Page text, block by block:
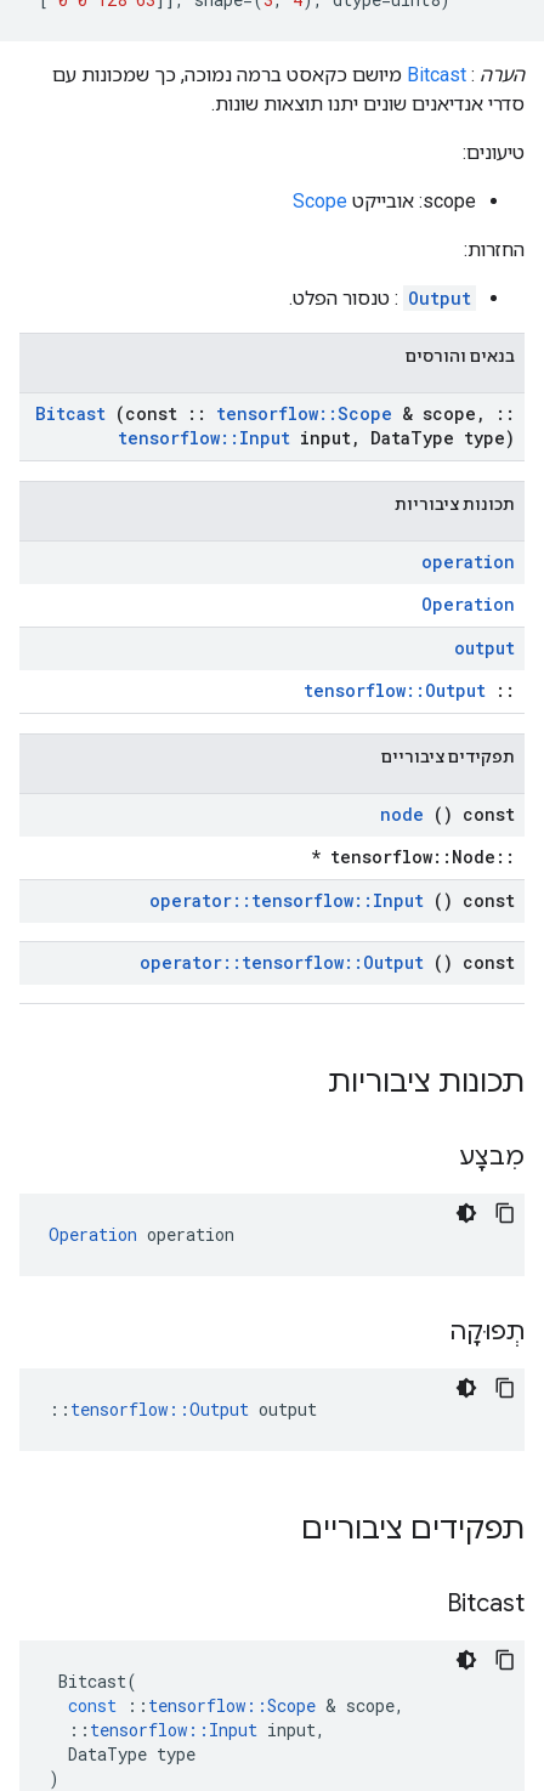
הערה :
Bitcast מיושם כקאסט ברמה נמוכה, כך שמכונות עם
סדרי אנדיאנים שונים יתנו תוצאות שונות.
טיעונים:
scope: אובייקט Scope
החזרות:
Output : טנסור הפלט.
בנאים והורסים
Bitcast (const :: tensorflow::Scope & scope ,
::
tensorflow:: Input input, DataType type)
תכונות ציבוריות
operation
Operation
output
::
tensorflow::Output
תפקידים ציבוריים
node () const
::tensorflow::Node *
operator:: tensorflow:: Input () const
operator:: tensorflow:: Output () const
תכונות ציבוריות
מִבצָע
Operation operation
תְפוּקָה
:: tensorflow::Output output
תפקידים ציבוריים
Bitcast
Bitcast(
const
:: tensorflow ::Scope & scope,
:: tensorflow :: Input input,
DataType type
)